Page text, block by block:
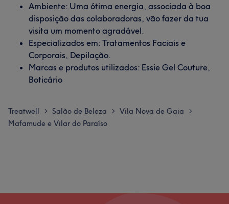
Ambiente: Uma ótima energia, associada à boa
disposição das colaboradoras, vão fazer da tua
visita um momento agradável.
Especializados em: Tratamentos Faciais e
Corporais, Depilação.
Marcas e produtos utilizados: Essie Gel Couture,
Boticário
Treatwell > Salão de Beleza > Vila Nova de Gaia >
Mafamude e Vilar do Paraíso